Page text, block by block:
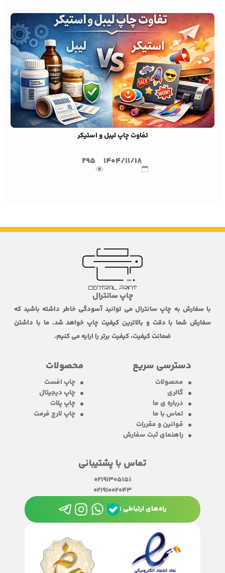
تفاوت چاپ لیبل و استیکر
1404/11/18
295
چاپ سانترال
با سفارش به چاپ سانترال می توانید آسودگی خاطر داشته باشید که
سفارش شما با دقت و بالاترین کیفیت چاپ خواهد شد. ما با داشتن
ضمانت کیفیت، کیفیت برتر را ارایه می کنیم.
دسترسی سریع
محصولات
گالری
درباره ی ما
تماس با ما
قوانین و مقررات
راهنمای ثبت سفارش
محصولات
چاپ افست
چاپ دیجیتال
چاپ پلات
چاپ لارج فرمت
تماس با پشتیبانی
02191305151
02191002043
راه‌های ارتباطی :